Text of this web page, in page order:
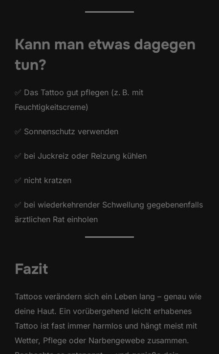
Kann man etwas dagegen
tun?
✅ Das Tattoo gut pflegen (z. B. mit
Feuchtigkeitscreme)
✅ Sonnenschutz verwenden
✅ bei Juckreiz oder Reizung kühlen
✅ nicht kratzen
✅ bei wiederkehrender Schwellung gegebenenfalls
ärztlichen Rat einholen
Fazit
Tattoos verändern sich ein Leben lang – genau wie
deine Haut. Ein vorübergehend leicht erhabenes
Tattoo ist fast immer harmlos und hängt meist mit
Wetter, Pflege oder Narbengewebe zusammen.